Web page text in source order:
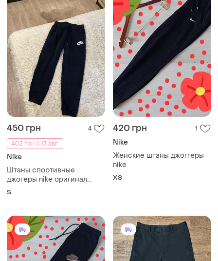
450 грн
4
405 грн с 13 авг.
Nike
Штаны спортивные
джогеры nike оригинал
бренд
S
420 грн 1
Nike
Женские штаны джоггеры
nike
ХS